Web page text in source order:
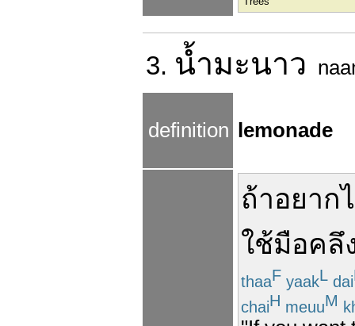
3. น้ำมะนาว
definition lemonade
ถ้าอยาก
ใช้มือคลึ
thaaF yaakL dai
chaiH meuuM